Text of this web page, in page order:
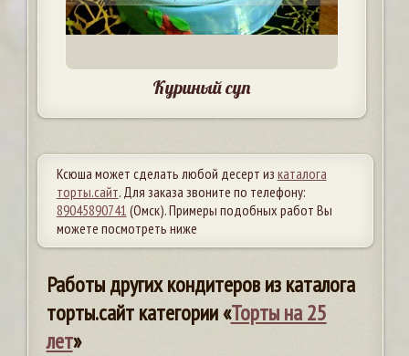
Куриный суп
Ксюша может сделать любой десерт из каталога
торты.сайт. Для заказа звоните по телефону:
89045890741 (Омск). Примеры подобных работ Вы
можете посмотреть ниже
Работы других кондитеров из каталога
торты.сайт категории «Торты на 25
лет»